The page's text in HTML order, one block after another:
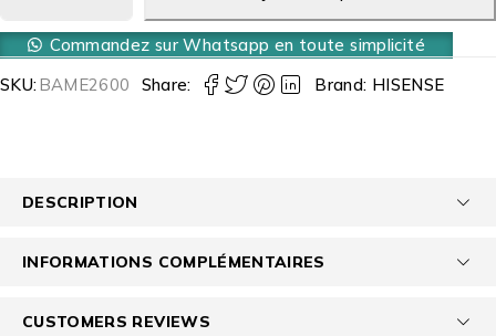
Commandez sur Whatsapp en toute simplicité
SKU:BAME2600 Share: Brand: HISENSE
DESCRIPTION
INFORMATIONS COMPLÉMENTAIRES
CUSTOMERS REVIEWS